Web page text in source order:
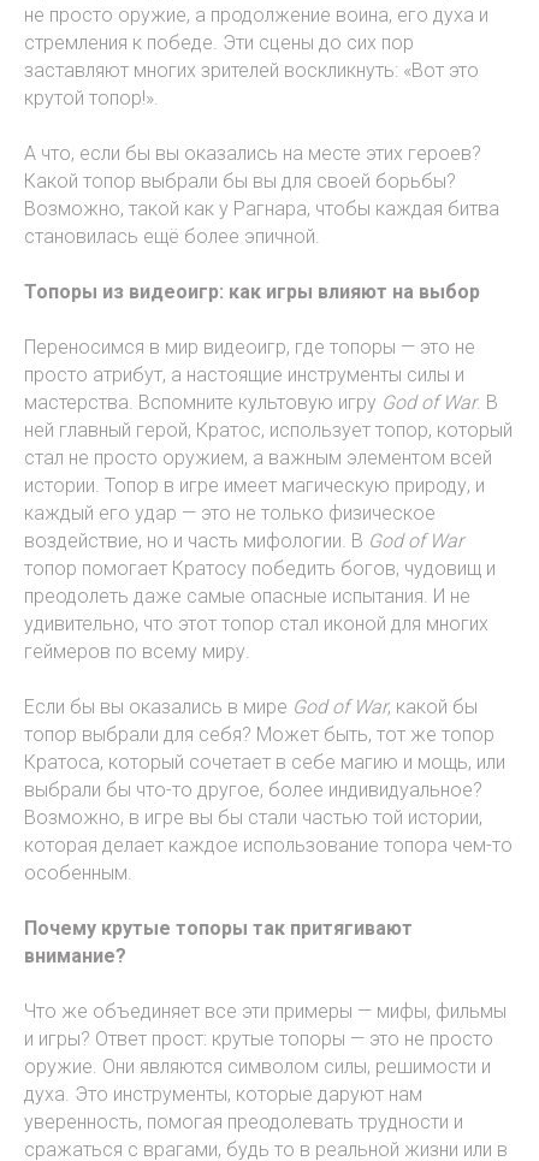
не просто оружие, а продолжение воина, его духа и
стремления к победе. Эти сцены до сих пор
заставляют многих зрителей воскликнуть: «Вот это
крутой топор!».
А что, если бы вы оказались на месте этих героев?
Какой топор выбрали бы вы для своей борьбы?
Возможно, такой как у Рагнара, чтобы каждая битва
становилась ещё более эпичной.
Топоры из видеоигр: как игры влияют на выбор
Переносимся в мир видеоигр, где топоры — это не
просто атрибут, а настоящие инструменты силы и
мастерства. Вспомните культовую игру God of War. В
ней главный герой, Кратос, использует топор, который
стал не просто оружием, а важным элементом всей
истории. Топор в игре имеет магическую природу, и
каждый его удар — это не только физическое
воздействие, но и часть мифологии. В God of War
топор помогает Кратосу победить богов, чудовищ и
преодолеть даже самые опасные испытания. И не
удивительно, что этот топор стал иконой для многих
геймеров по всему миру.
Если бы вы оказались в мире God of War, какой бы
топор выбрали для себя? Может быть, тот же топор
Кратоса, который сочетает в себе магию и мощь, или
выбрали бы что-то другое, более индивидуальное?
Возможно, в игре вы бы стали частью той истории,
которая делает каждое использование топора чем-то
особенным.
Почему крутые топоры так притягивают
внимание?
Что же объединяет все эти примеры — мифы, фильмы
и игры? Ответ прост: крутые топоры — это не просто
оружие. Они являются символом силы, решимости и
духа. Это инструменты, которые даруют нам
уверенность, помогая преодолевать трудности и
сражаться с врагами, будь то в реальной жизни или в